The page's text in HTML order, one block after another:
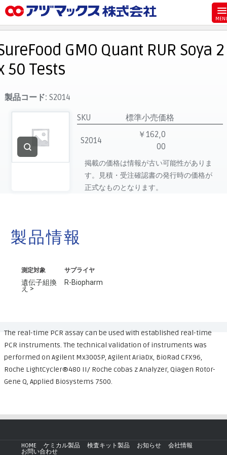
お気に入り
お買い物カゴ
ご注文
マイページ
主要取扱ブランド
代理店一覧
製品検索
GMO Quant RUR Soya 2
50 Tests
製品コード: S2014
SKU
標準小売価格
S2014
￥162,0
00
掲載の価格は情報が古い可能性がありま
す。見積・受注確認書の発行時の価格が
正式なものとなります。
製品情報
測定対象
遺伝子組換
え >
サプライヤ
R-Biopharm
The real-time PCR assay can be used with established real-time
PCR instruments. The technical validation of instruments was
performed on Agilent Mx3005P, Agilent AriaDx, BioRad CFX96,
Roche LightCycler®480 II/ Roche cobas z Analyzer, Qiagen Rotor-
Gene Q, Applied Biosystems 7500.
HOME ケミカル製品 検査キット製品 お知らせ
会社情報
お問い合わせ